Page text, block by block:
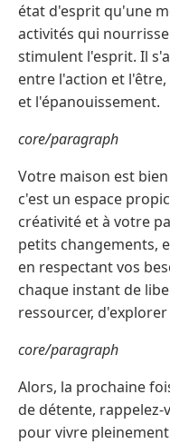
état d'esprit qu'une
activités qui
stimulent l'esprit. Il
entre l'action et
et l'épanouissement.
core/paragraph
Votre maison est
c'est un espace
créativité et à votre
petits changements,
en respectant vos
chaque instant de
ressourcer,
core/paragraph
Alors, la prochaine
de détente, rappelez-
pour vivre